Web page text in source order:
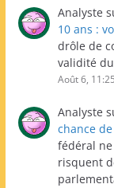
Analyste
10 ans :
drôle de
validité
Août 6, 11:25
Analyste
chance
fédéral
risquent